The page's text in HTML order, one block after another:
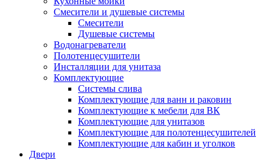
Смесители и душевые системы
Смесители
Душевые системы
Водонагреватели
Полотенцесушители
Инсталляции для унитаза
Комплектующие
Системы слива
Комплектующие для ванн и раковин
Комплектующие к мебели для ВК
Комплектующие для унитазов
Комплектующие для полотенцесушителей
Комплектующие для кабин и уголков
Двери